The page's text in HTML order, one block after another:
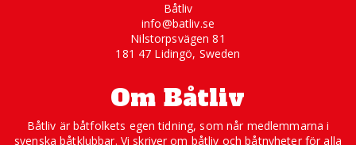
Båtliv
info@batliv.se
Nilstorpsvägen 81
181 47 Lidingö, Sweden
Om Båtliv
Båtliv är båtfolkets egen tidning, som når medlemmarna i
svenska båtklubbar. Vi skriver om båtliv och båtnyheter för alla